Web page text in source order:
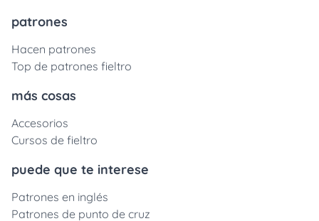
patrones
Hacen patrones
Top de patrones fieltro
más cosas
Accesorios
Cursos de fieltro
puede que te interese
Patrones en inglés
Patrones de punto de cruz